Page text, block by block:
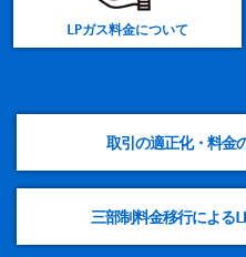
LPガス料金について
取引の適正化・料金
三部制料金移行による